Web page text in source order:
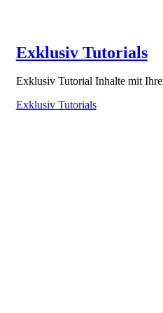
Exklusiv Tutorials
Exklusiv Tutorial Inhalte mit
Exklusiv Tutorials